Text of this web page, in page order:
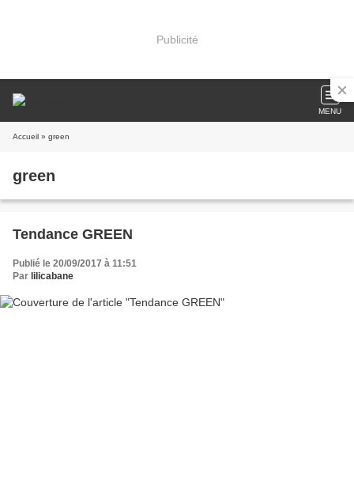
Publicité
MENU
Accueil » green
green
Tendance GREEN
Publié le 20/09/2017 à 11:51
Par lilicabane